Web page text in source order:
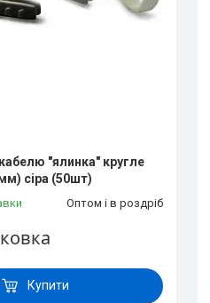
"ялинка" кругле
сіра (50шт)
Оптом і в роздріб
Купити